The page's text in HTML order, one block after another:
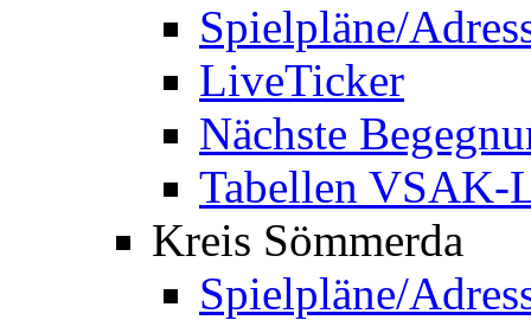
Spielpläne/
LiveTicker
Nächste
Tabellen VSAK-
Kreis Sömmerda
Spielpläne/